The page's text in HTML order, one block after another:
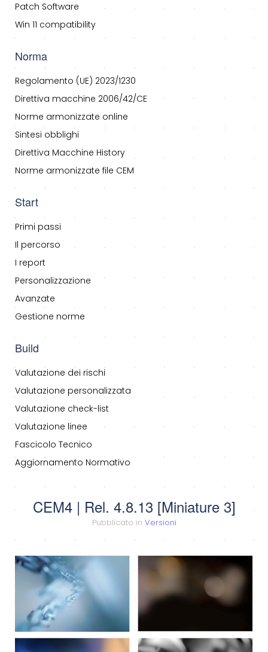
Patch Software
Win 11 compatibility
Norma
Regolamento (UE) 2023/1230
Direttiva macchine 2006/42/CE
Norme armonizzate online
Sintesi obblighi
Direttiva Macchine History
Norme armonizzate file CEM
Start
Primi passi
Il percorso
I report
Personalizzazione
Avanzate
Gestione norme
Build
Valutazione dei rischi
Valutazione personalizzata
Valutazione check-list
Valutazione linee
Fascicolo Tecnico
Aggiornamento Normativo
CEM4 | Rel. 4.8.13 [Miniature 3]
Pubblicato in Versioni